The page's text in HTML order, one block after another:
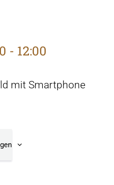
- 12:00
mit Smartphone